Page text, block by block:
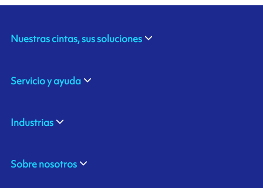
Nuestras cintas, sus soluciones
Servicio y ayuda
Industrias
Sobre nosotros